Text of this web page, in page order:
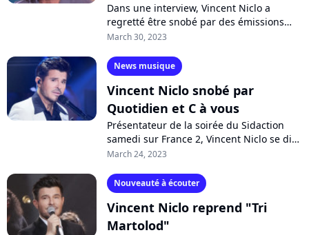
Dans une interview, Vincent Niclo a
regretté être snobé par des émissions
comme "C à vous", assurant qu'il n'avait
March 30, 2023
News musique
Vincent Niclo snobé par
Quotidien et C à vous
Présentateur de la soirée du Sidaction
samedi sur France 2, Vincent Niclo se dit
déçu. Le ténor populaire révèle qu'il est
March 24, 2023
Nouveauté à écouter
Vincent Niclo reprend "Tri
Martolod"